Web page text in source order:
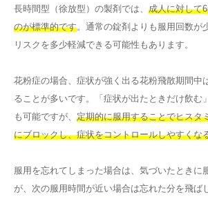
長時間型（徐放型）の製剤では、 成人に対して
のが標準的です。通常の錠剤よりも服用回数が
リスクを多少軽減できる可能性もあります。
花粉症の場合、症状が強く出る花粉飛散期間中
ることが多いです。「症状が出たときだけ飲む
も可能ですが、 定期的に服用することでヒスタ
にブロックし、症状をコントロールしやすくな
服用を忘れてしまった場合は、気づいたときに
が、次の服用時間が近い場合は忘れた分を飛ば